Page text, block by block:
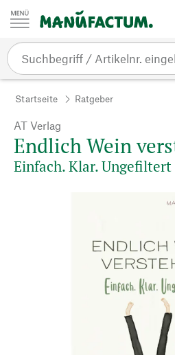
Zum Inhalt springen
Startseite Ratgeber
AT Verlag
Endlich Wein
Einfach. Klar. Ungefiltert